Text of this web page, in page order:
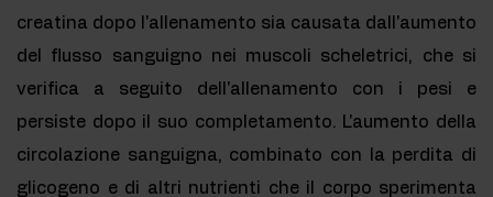
creatina dopo l'allenamento sia causata dall'aumento
del flusso sanguigno nei muscoli scheletrici, che si
verifica a seguito dell'allenamento con i pesi e
persiste dopo il suo completamento. L'aumento della
circolazione sanguigna, combinato con la perdita di
glicogeno e di altri nutrienti che il corpo sperimenta